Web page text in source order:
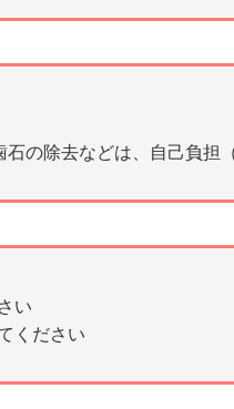
の除去などは、自己負担
い
ください